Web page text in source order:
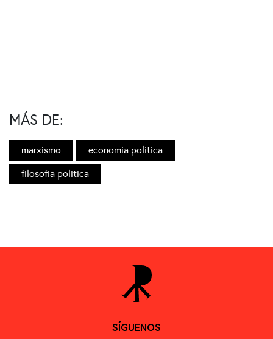
MÁS DE:
marxismo economia politica
filosofia politica
SÍGUENOS